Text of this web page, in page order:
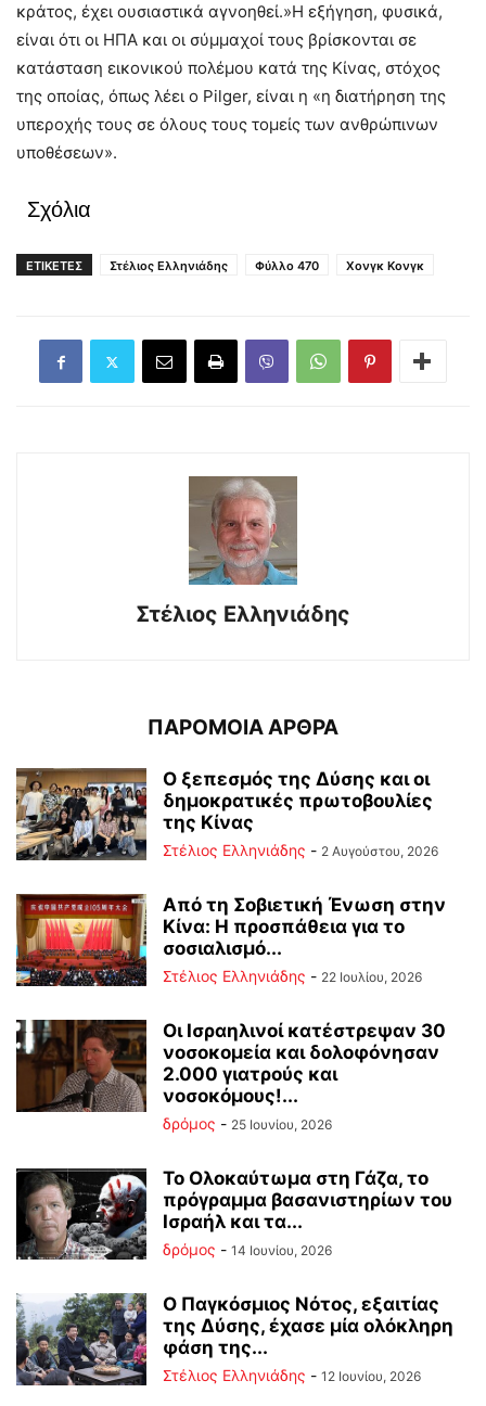
κράτος, έχει ουσιαστικά αγνοηθεί.»Η εξήγηση, φυσικά,
είναι ότι οι ΗΠΑ και οι σύμμαχοί τους βρίσκονται σε
κατάσταση εικονικού πολέμου κατά της Κίνας, στόχος
της οποίας, όπως λέει ο Pilger, είναι η «η διατήρηση της
υπεροχής τους σε όλους τους τομείς των ανθρώπινων
υποθέσεων».
Σχόλια
ΕΤΙΚΕΤΕΣ Στέλιος Ελληνιάδης Φύλλο 470 Χονγκ Κονγκ
Στέλιος Ελληνιάδης
ΠΑΡΟΜΟΙΑ ΑΡΘΡΑ
Ο ξεπεσμός της Δύσης και οι
δημοκρατικές πρωτοβουλίες
της Κίνας
Στέλιος Ελληνιάδης - 2 Αυγούστου, 2026
Από τη Σοβιετική Ένωση στην
Κίνα: Η προσπάθεια για το
σοσιαλισμό...
Στέλιος Ελληνιάδης - 22 Ιουλίου, 2026
Οι Ισραηλινοί κατέστρεψαν 30
νοσοκομεία και δολοφόνησαν
2.000 γιατρούς και
νοσοκόμους!...
δρόμος - 25 Ιουνίου, 2026
Το Ολοκαύτωμα στη Γάζα, το
πρόγραμμα βασανιστηρίων του
Ισραήλ και τα...
δρόμος - 14 Ιουνίου, 2026
Ο Παγκόσμιος Νότος, εξαιτίας
της Δύσης, έχασε μία ολόκληρη
φάση της...
Στέλιος Ελληνιάδης - 12 Ιουνίου, 2026